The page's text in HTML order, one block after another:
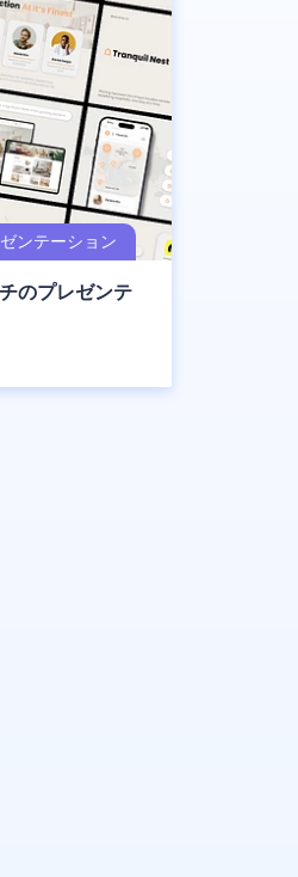
のプレゼンテ